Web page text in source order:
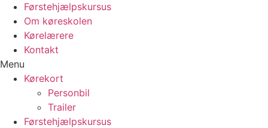
Førstehjælpskursus
Om køreskolen
Kørelærere
Kontakt
Menu
Kørekort
Personbil
Trailer
Førstehjælpskursus